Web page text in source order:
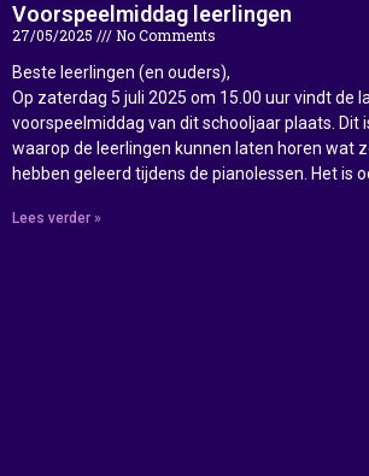
Voorspeelmiddag leerlingen
27/05/2025
No Comments
Beste leerlingen (en ouders),
Op zaterdag 5 juli 2025 om 15.00 uur vindt de
voorspeelmiddag van dit schooljaar plaats. Dit
waarop de leerlingen kunnen laten horen wat
hebben geleerd tijdens de pianolessen. Het is
Lees verder »